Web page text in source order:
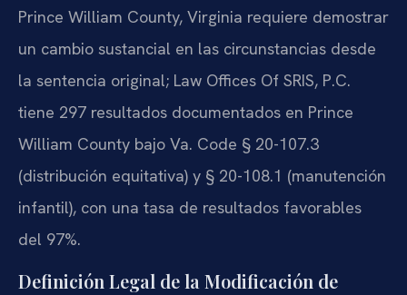
Prince William County, Virginia requiere demostrar
un cambio sustancial en las circunstancias desde
la sentencia original; Law Offices Of SRIS, P.C.
tiene 297 resultados documentados en Prince
William County bajo Va. Code § 20-107.3
(distribución equitativa) y § 20-108.1 (manutención
infantil), con una tasa de resultados favorables
del 97%.
Definición Legal de la Modificación de